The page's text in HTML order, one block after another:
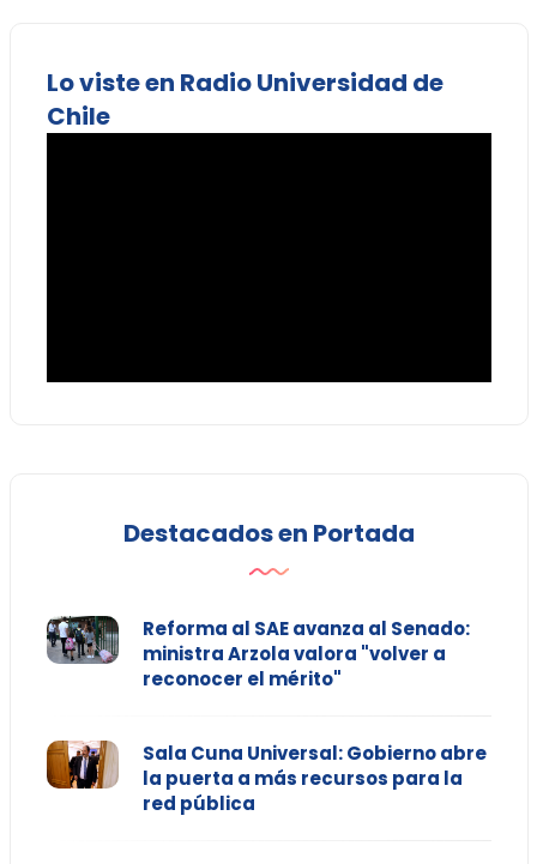
Lo viste en Radio Universidad de
Chile
Destacados en Portada
Reforma al SAE avanza al Senado:
ministra Arzola valora "volver a
reconocer el mérito"
Sala Cuna Universal: Gobierno abre
la puerta a más recursos para la
red pública